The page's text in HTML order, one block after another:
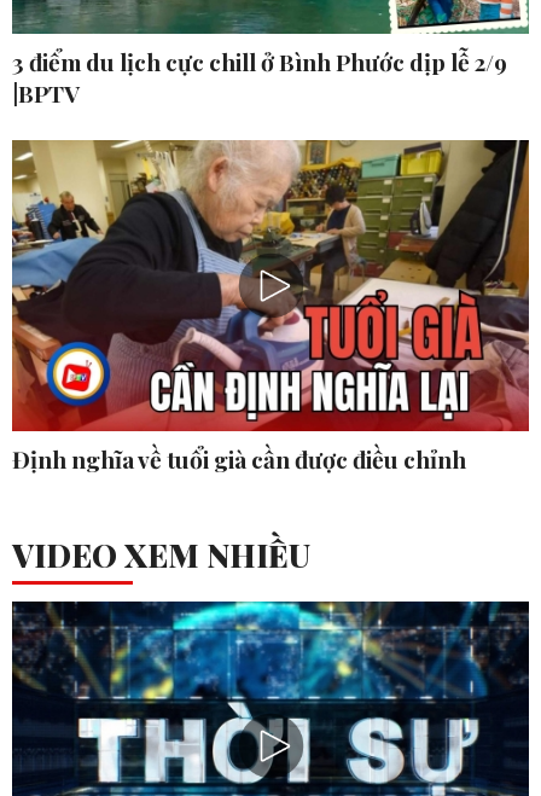
3 điểm du lịch cực chill ở Bình Phước dịp lễ 2/9
|BPTV
Định nghĩa về tuổi già cần được điều chỉnh
VIDEO XEM NHIỀU